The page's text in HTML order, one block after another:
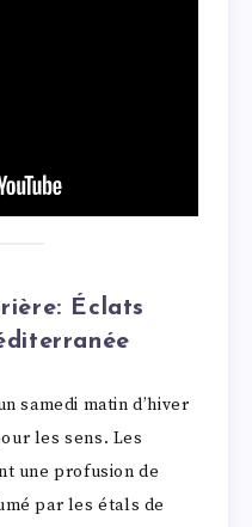
Éclats
samedi matin d’hiver
les sens. Les
une profusion de
par les étals de